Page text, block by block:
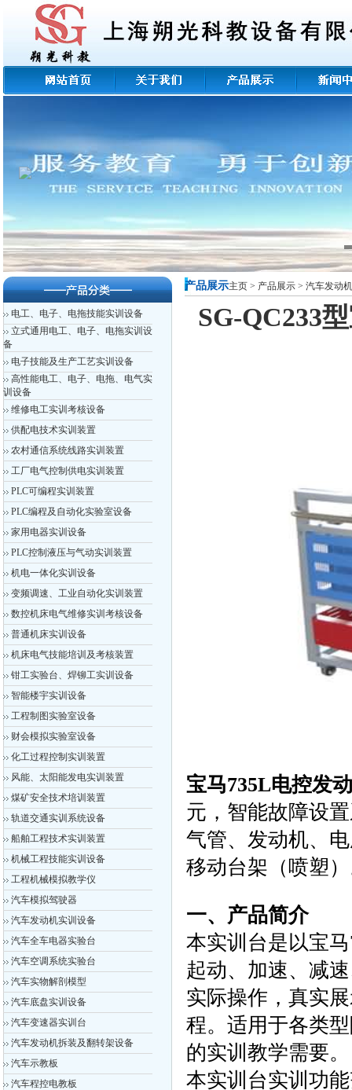
电工、电子、电拖技能实训设备
立式通用电工、电子、电拖实训设
备
电子技能及生产工艺实训设备
高性能电工、电子、电拖、电气实
训设备
维修电工实训考核设备
供配电技术实训装置
农村通信系统线路实训装置
工厂电气控制供电实训装置
PLC可编程实训装置
PLC编程及自动化实验室设备
家用电器实训设备
PLC控制液压与气动实训装置
机电一体化实训设备
变频调速、工业自动化实训装置
数控机床电气维修实训考核设备
普通机床实训设备
机床电气技能培训及考核装置
钳工实验台、焊铆工实训设备
智能楼宇实训设备
工程制图实验室设备
财会模拟实验室设备
化工过程控制实训装置
风能、太阳能发电实训装置
煤矿安全技术培训装置
轨道交通实训系统设备
船舶工程技术实训装置
机械工程技能实训设备
工程机械模拟教学仪
汽车模拟驾驶器
汽车发动机实训设备
汽车全车电器实验台
汽车空调系统实验台
汽车实物解剖模型
汽车底盘实训设备
汽车变速器实训台
汽车发动机拆装及翻转架设备
汽车示教板
汽车程控电教板
产品展示主页 > 产品展示 > 汽车发动
SG-QC233
宝马735L电控发
元，智能故障设
气管、发动机、
移动台架（喷塑
一、产品简介
本实训台是以宝
起动、加速、减
实际操作，真实
程。适用于各类
的实训教学需要。
本实训台实训功